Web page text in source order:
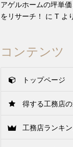
アゲルホームの坪単
をリサーチ！
に T よ
コンテンツ
トップページ
得する工務店
工務店ランキ